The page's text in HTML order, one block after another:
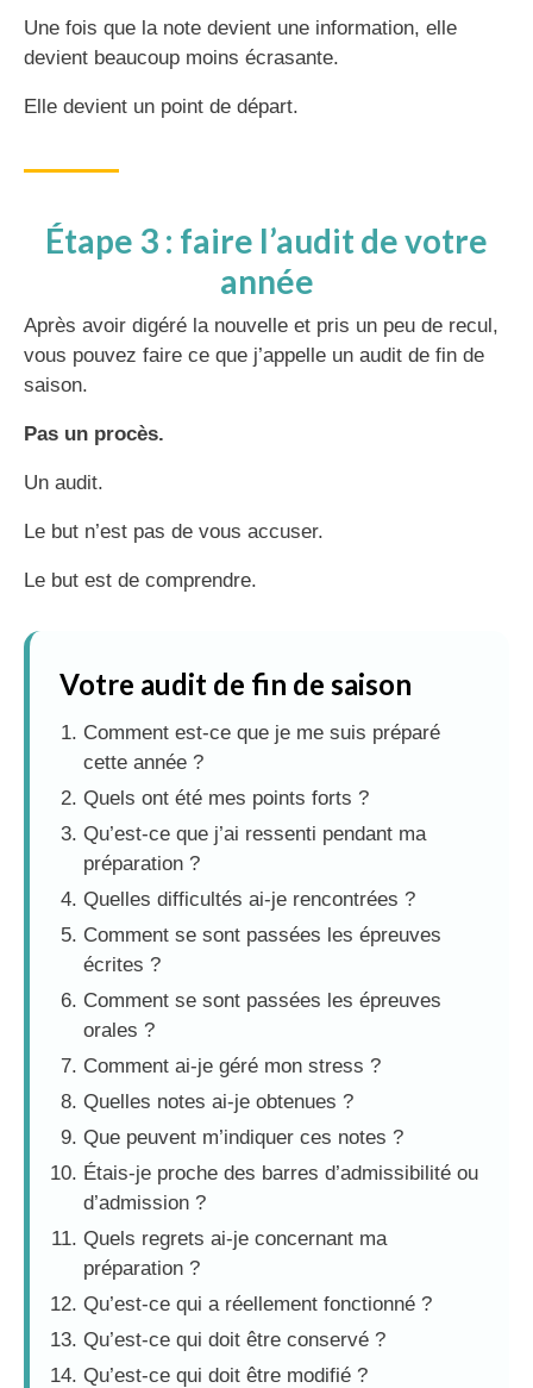
Une fois que la note devient une information, elle
devient beaucoup moins écrasante.
Elle devient un point de départ.
Étape 3 : faire l’audit de votre
année
Après avoir digéré la nouvelle et pris un peu de recul,
vous pouvez faire ce que j’appelle un audit de fin de
saison.
Pas un procès.
Un audit.
Le but n’est pas de vous accuser.
Le but est de comprendre.
Votre audit de fin de saison
Comment est-ce que je me suis préparé
cette année ?
Quels ont été mes points forts ?
Qu’est-ce que j’ai ressenti pendant ma
préparation ?
Quelles difficultés ai-je rencontrées ?
Comment se sont passées les épreuves
écrites ?
Comment se sont passées les épreuves
orales ?
Comment ai-je géré mon stress ?
Quelles notes ai-je obtenues ?
Que peuvent m’indiquer ces notes ?
Étais-je proche des barres d’admissibilité ou
d’admission ?
Quels regrets ai-je concernant ma
préparation ?
Qu’est-ce qui a réellement fonctionné ?
Qu’est-ce qui doit être conservé ?
Qu’est-ce qui doit être modifié ?